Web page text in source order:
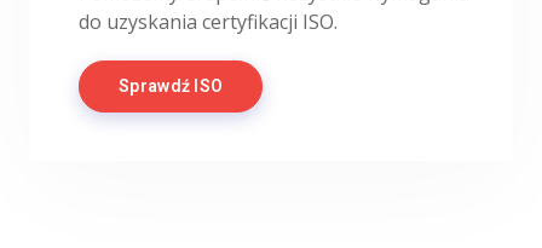
do uzyskania certyfikacji ISO.
Sprawdź ISO